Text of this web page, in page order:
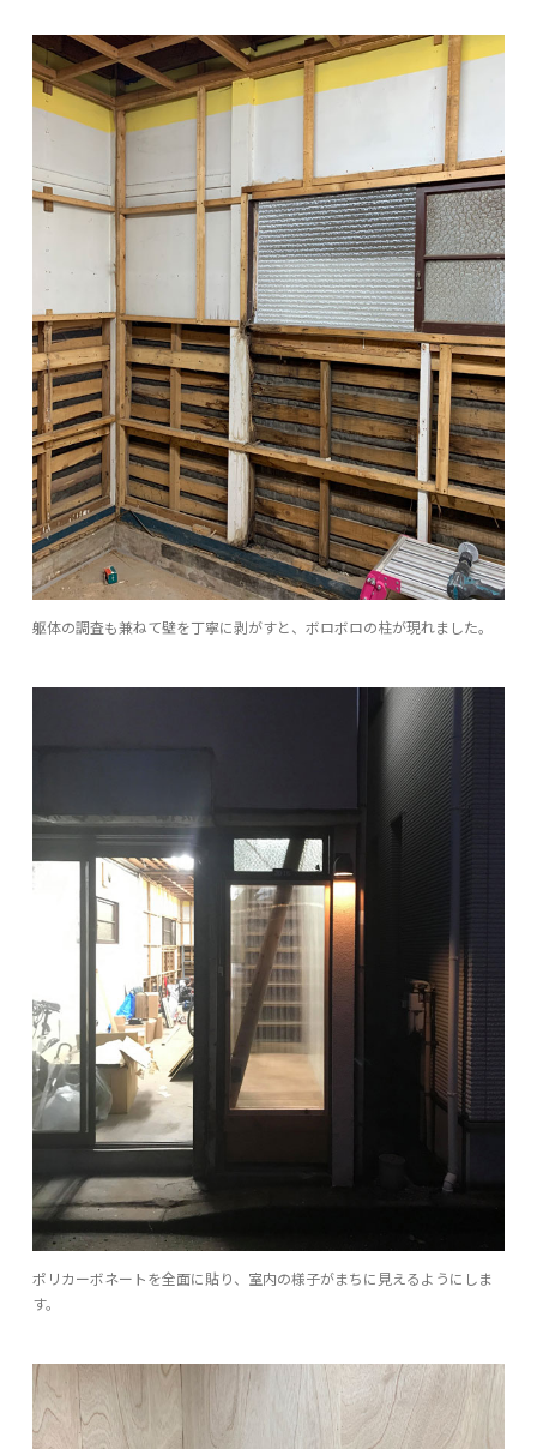
躯体の調査も兼ねて壁を丁寧に剥がすと、ボロボロの柱が現れました。
ポリカーボネートを全面に貼り、室内の様子がまちに見えるようにしま
す。